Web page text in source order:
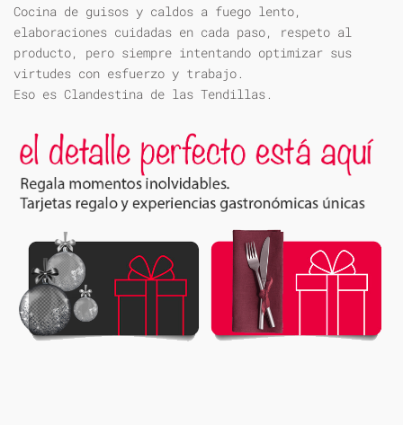
Cocina de guisos y caldos a fuego lento,
elaboraciones cuidadas en cada paso, respeto al
producto, pero siempre intentando optimizar sus
virtudes con esfuerzo y trabajo.
Eso es Clandestina de las Tendillas.